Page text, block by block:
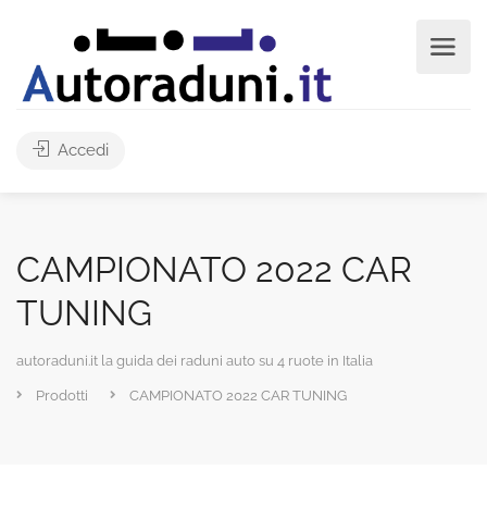
Accedi
CAMPIONATO 2022 CAR
TUNING
autoraduni.it la guida dei raduni auto su 4 ruote in Italia
Prodotti CAMPIONATO 2022 CAR TUNING